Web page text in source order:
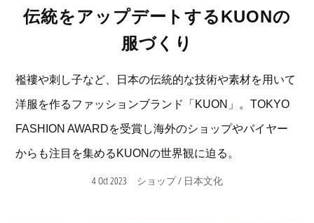
伝統をアップデートするKUONの
服づくり
襤褸や刺し子など、日本の伝統的な技術や素材を用いて
洋服を作るファッションブランド「KUON」。TOKYO
FASHION AWARDを受賞し海外のショップやバイヤー
からも注目を集めるKUONの世界観に迫る。
4 Oct 2023 ショップ/ 日本文化